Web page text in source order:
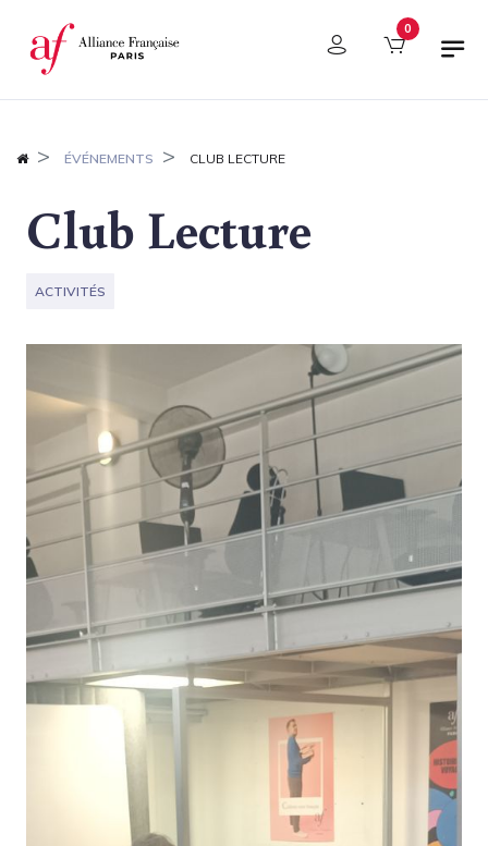
Panneau de gestion des cookies 0
ÉVÉNEMENTS CLUB LECTURE
Club Lecture
ACTIVITÉS